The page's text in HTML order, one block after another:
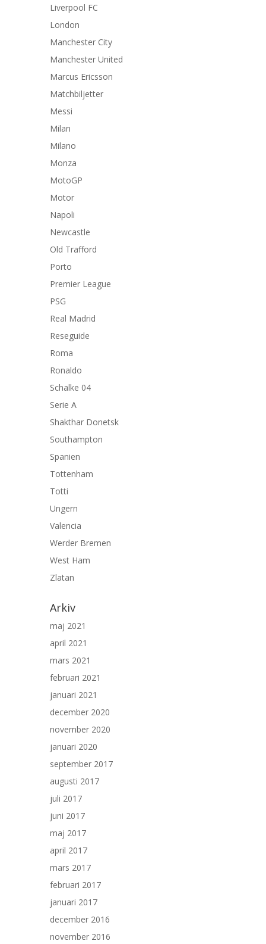
Liverpool FC
London
Manchester City
Manchester United
Marcus Ericsson
Matchbiljetter
Messi
Milan
Milano
Monza
MotoGP
Motor
Napoli
Newcastle
Old Trafford
Porto
Premier League
PSG
Real Madrid
Reseguide
Roma
Ronaldo
Schalke 04
Serie A
Shakthar Donetsk
Southampton
Spanien
Tottenham
Totti
Ungern
Valencia
Werder Bremen
West Ham
Zlatan
Arkiv
maj 2021
april 2021
mars 2021
februari 2021
januari 2021
december 2020
november 2020
januari 2020
september 2017
augusti 2017
juli 2017
juni 2017
maj 2017
april 2017
mars 2017
februari 2017
januari 2017
december 2016
november 2016